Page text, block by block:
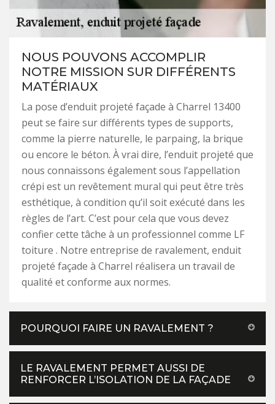
NOUS POUVONS ACCOMPLIR
NOTRE MISSION SUR DIFFÉRENTS
MATÉRIAUX
La pose d’enduit projeté façade à Charrel 13400
peut se faire sur différents types de supports,
comme la pierre naturelle, le parpaing, la brique
ou encore le béton. À vrai dire, l’enduit projeté que
nous connaissons également sous l’appellation
crépi est un revêtement mural qui peut être très
esthétique, à condition qu’il soit exécuté dans les
règles de l’art. C’est pour cela que vous devez
confier cette tâche à un professionnel comme LF
toiture . Notre entreprise de ravalement, enduit
projeté façade à Charrel réalisera un travail de
qualité et conforme aux normes.
POURQUOI FAIRE UN RAVALEMENT ?
LE RAVALEMENT PERMET AUSSI DE
RENFORCER L’ISOLATION DE LA FAÇADE